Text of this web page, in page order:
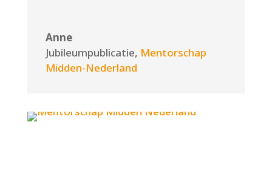
Anne
Jubileumpublicatie, Mentorschap
Midden-Nederland